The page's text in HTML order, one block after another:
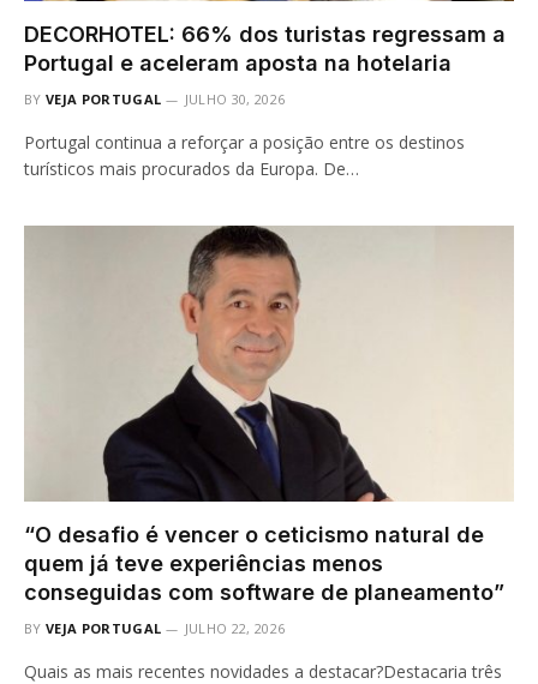
DECORHOTEL: 66% dos turistas regressam a
Portugal e aceleram aposta na hotelaria
BY VEJA PORTUGAL JULHO 30, 2026
Portugal continua a reforçar a posição entre os destinos
turísticos mais procurados da Europa. De…
“O desafio é vencer o ceticismo natural de
quem já teve experiências menos
conseguidas com software de planeamento”
BY VEJA PORTUGAL JULHO 22, 2026
Quais as mais recentes novidades a destacar?Destacaria três